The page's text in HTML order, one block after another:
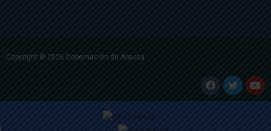
Copyright © 2026 Gobernación de Arauca